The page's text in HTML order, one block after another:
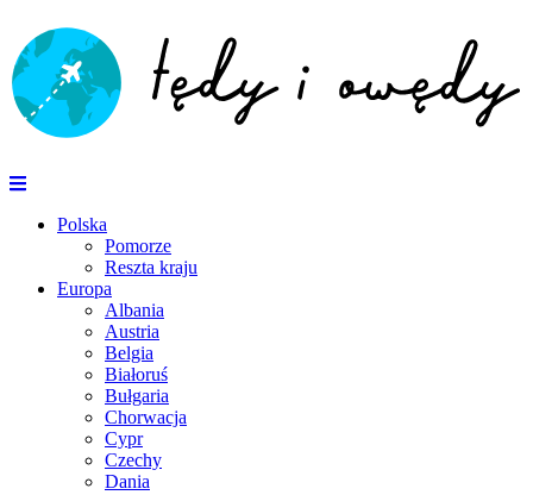
Polska
Pomorze
Reszta kraju
Europa
Albania
Austria
Belgia
Białoruś
Bułgaria
Chorwacja
Cypr
Czechy
Dania